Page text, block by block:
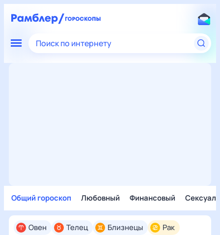
Поиск по интернету
Общий гороскоп Любовный Финансовый
Овен Телец Близнецы
Рак